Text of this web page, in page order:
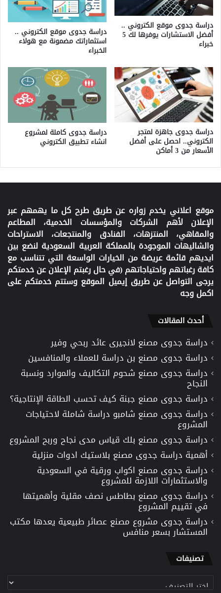
دراسة جدوى موقع الكتروني ..
أفضل الاستشارات يوفرها لك 5
خبراء
دراسة جدوى موقع الكتروني ..
استثماراتك مضمونة مع هولاء
الخبراء
دراسة جدوى جاهزة لمتجر
الكتروني.. احصل على أفضل
الأسعار من 3 أماكن
دراسة جدوى كاملة لمشروع
انشاء تطبيق الكتروني
موقع اعلاني يخدم زواره عن طريق طرح كل ما يهمهم عبر
الإعلان لأهم الشركات والمؤسسات الخدمية، المطاعم
والمقاهي، المنتزهات، الفنادق والمنتجعات، الاستراحات
والشاليهات الموجودة بالمملكة العربية السعودية لنضع بين
ايديهم قائمة عريضة من الخيارات الواسعة التي تتناسب مع
كافة رغباتهم واحتياجاتهم (في حال رغبتم الإعلان عن خدمتكم
يرجى التواصل عن طريق إيميل الموقع وستتم خدمتكم على
اكمل وجه
أحدث المقالات
دراسة جدوى مصنع لانجيرى عائد ربحي وفير
دراسة جدوى مصنع بن دراسة للعملاء والمنافسين
دراسة جدوى مصنع شحوم التكاليف والموارد ونسبة
النجاح
دراسة جدوى مصنع جبنة كيف تحسب الطاقة الإنتاجية؟
دراسة جدوى مصنع شامبو دراسة شاملة لاحتياجات
المشروع
دراسة جدوى مصنع بلك قياس مدى نجاح وربح المشروع
أهمية دراسة جدوى مصنع بلاستيك ادوات منزلية
دراسة جدوى مصنع اكواب ورقية في السعودية
والاستثمارات اللازمة للمشروع
دراسة جدوى مصنع بطاطس نصف مقلية وأهميتها
في تقييم المشروع
دراسة جدوى مشروع مصنع عصائر طبيعية يعدها مكتب
المستشار بسعر منافس
تصنيفات
تصنيفات